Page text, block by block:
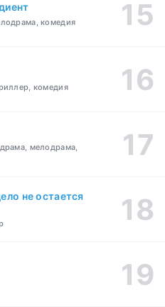
комедия
комедия
мелодрама,
не остается